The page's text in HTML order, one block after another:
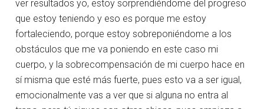
ver resultados yo, estoy sorprendiéndome del progreso
que estoy teniendo y eso es porque me estoy
fortaleciendo, porque estoy sobreponiéndome a los
obstáculos que me va poniendo en este caso mi
cuerpo, y la sobrecompensación de mi cuerpo hace en
sí misma que esté más fuerte, pues esto va a ser igual,
emocionalmente vas a ver que si alguna no entra al